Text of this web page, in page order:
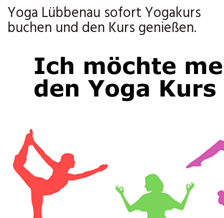
Yoga Lübbenau sofort Yogakurs
buchen und den Kurs genießen.